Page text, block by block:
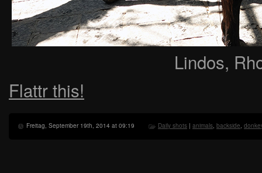
Lindos,
Flattr this!
Freitag, September 19th, 2014 at 09:19 Daily shots | animals, backside,